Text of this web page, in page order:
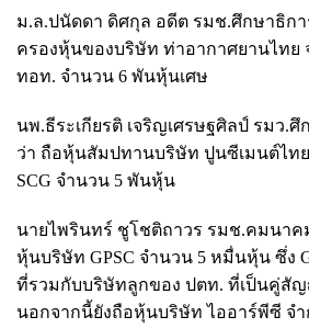
ม.ล.ปนัดดา ดิศกุล อดีต รมช.ศึกษาธิกา
ครองหุ้นของบริษัท ท่าอากาศยานไทย
ทอท. จำนวน 6 พันหุ้นเศษ
นพ.ธีระเกียรติ เจริญเศรษฐศิลป์ รมว.ศึ
ว่า ถือหุ้นสัมปทานบริษัท ปูนซีเมนต์ไท
SCG จำนวน 5 พันหุ้น
นายไพรินทร์ ชูโชติถาวร รมช.คมนาค
หุ้นบริษัท GPSC จำนวน 5 หมื่นหุ้น ซึ่ง
ที่รวมกับบริษัทลูกของ ปตท. ที่เป็นคู่สั
นอกจากนี้ยังถือหุ้นบริษัท ไออาร์พีซี จ